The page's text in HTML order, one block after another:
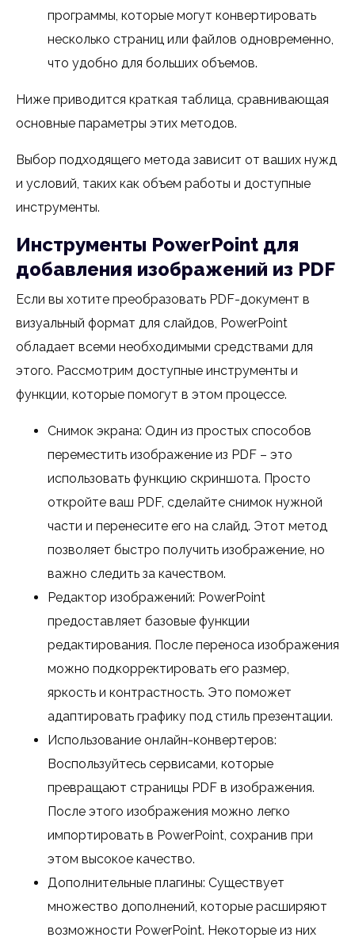
программы, которые могут конвертировать
несколько страниц или файлов одновременно,
что удобно для больших объемов.
Ниже приводится краткая таблица, сравнивающая
основные параметры этих методов.
Выбор подходящего метода зависит от ваших нужд
и условий, таких как объем работы и доступные
инструменты.
Инструменты PowerPoint для
добавления изображений из PDF
Если вы хотите преобразовать PDF-документ в
визуальный формат для слайдов, PowerPoint
обладает всеми необходимыми средствами для
этого. Рассмотрим доступные инструменты и
функции, которые помогут в этом процессе.
Снимок экрана: Один из простых способов
переместить изображение из PDF – это
использовать функцию скриншота. Просто
откройте ваш PDF, сделайте снимок нужной
части и перенесите его на слайд. Этот метод
позволяет быстро получить изображение, но
важно следить за качеством.
Редактор изображений: PowerPoint
предоставляет базовые функции
редактирования. После переноса изображения
можно подкорректировать его размер,
яркость и контрастность. Это поможет
адаптировать графику под стиль презентации.
Использование онлайн-конвертеров:
Воспользуйтесь сервисами, которые
превращают страницы PDF в изображения.
После этого изображения можно легко
импортировать в PowerPoint, сохранив при
этом высокое качество.
Дополнительные плагины: Существует
множество дополнений, которые расширяют
возможности PowerPoint. Некоторые из них